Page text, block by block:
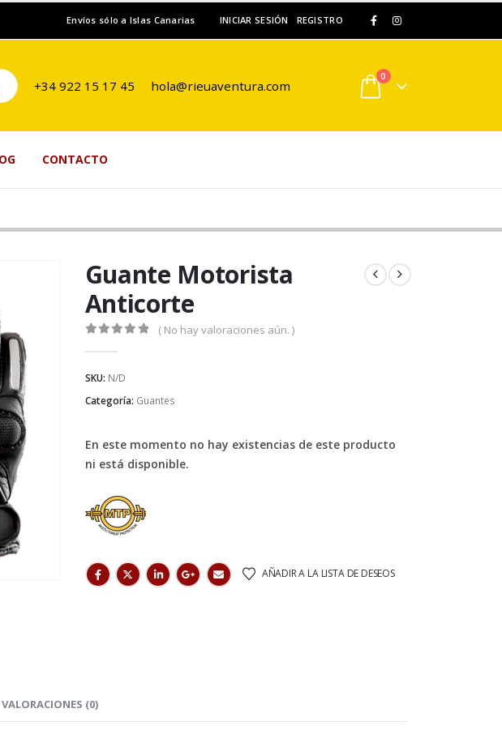
Envíos sólo a Islas Canarias INICIAR SESIÓN REGISTRO
+34 922 15 17 45 hola@rieuaventura.com
0
CONTACTO
Guante Motorista
Anticorte
( No hay valoraciones aún. )
SKU: N/D
Categoría: Guantes
En este momento no hay existencias de este producto
ni está disponible.
AÑADIR A LA LISTA DE DESEOS
VALORACIONES (0)